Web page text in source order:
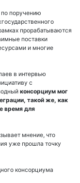
поручению
прорабатываются
поставки
и многие
в интервью
с
консорциум мог
такой же, как
время для
мнение, что
уже прошла точку
консорциума